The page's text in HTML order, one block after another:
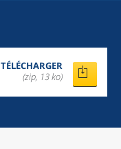
TÉLÉCHARGER
(zip, 13 ko)